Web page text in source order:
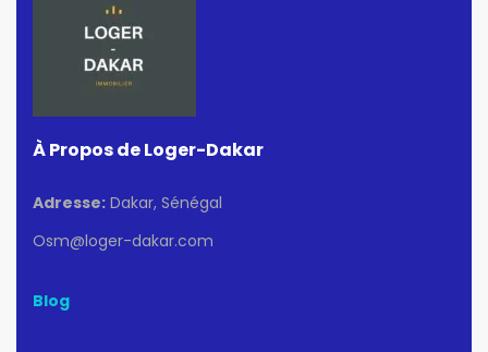
À Propos de Loger-Dakar
Adresse: Dakar, Sénégal
Osm@loger-dakar.com
Blog